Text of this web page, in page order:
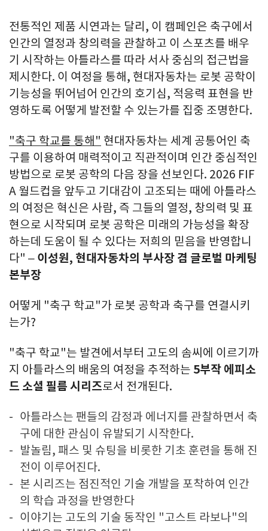
전통적인 제품 시연과는 달리 , 이 캠페인은 축구에서
인간의 열정과 창의력을 관찰하고 이 스포츠를 배우
기 시작하는 아틀라스를 따라 서사 중심의 접근법을
제시한다. 이 여정을 통해, 현대자동차는 로봇 공학이
기능성을 뛰어넘어 인간의 호기심, 적응력 표현을 반
영하도록 어떻게 발전할 수 있는가를 집중 조명한다.
"축구 학교를 통해" 현대자동차는 세계 공통어인 축
구를 이용하여 매력적이고 직관적이며 인간 중심적인
방법으로 로봇 공학의 다음 장을 선보인다. 2026 FIF
A 월드컵을 앞두고 기대감이 고조되는 때에 아틀라스
의 여정은 혁신은 사람, 즉 그들의 열정, 창의력 및 표
현으로 시작되며 로봇 공학은 미래의 가능성을 확장
하는데 도움이 될 수 있다는 저희의 믿음을 반영합니
다" – 이성원, 현대자동차의 부사장 겸 글로벌 마케팅
본부장
어떻게 "축구 학교"가 로봇 공학과 축구를 연결시키
는가?
"축구 학교"는 발견에서부터 고도의 솜씨에 이르기까
지 아틀라스의 배움의 여정을 추적하는 5부작 에피소
드 소셜 필름 시리즈로서 전개된다.
아틀라스는 팬들의 감정과 에너지를 관찰하면서 축
구에 대한 관심이 유발되기 시작한다.
발놀림, 패스 및 슈팅을 비롯한 기초 훈련을 통해 진
전이 이루어진다.
본 시리즈는 점진적인 기술 개발을 포착하여 인간
의 학습 과정을 반영한다
이야기는 고도의 기술 동작인 "고스트 라보나"의